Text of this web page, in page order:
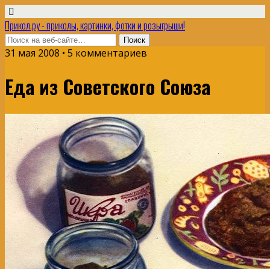
Прикол.ру - приколы, картинки, фотки и розыгрыши!
31 мая 2008 • 5 комментариев
Еда из Советского Союза